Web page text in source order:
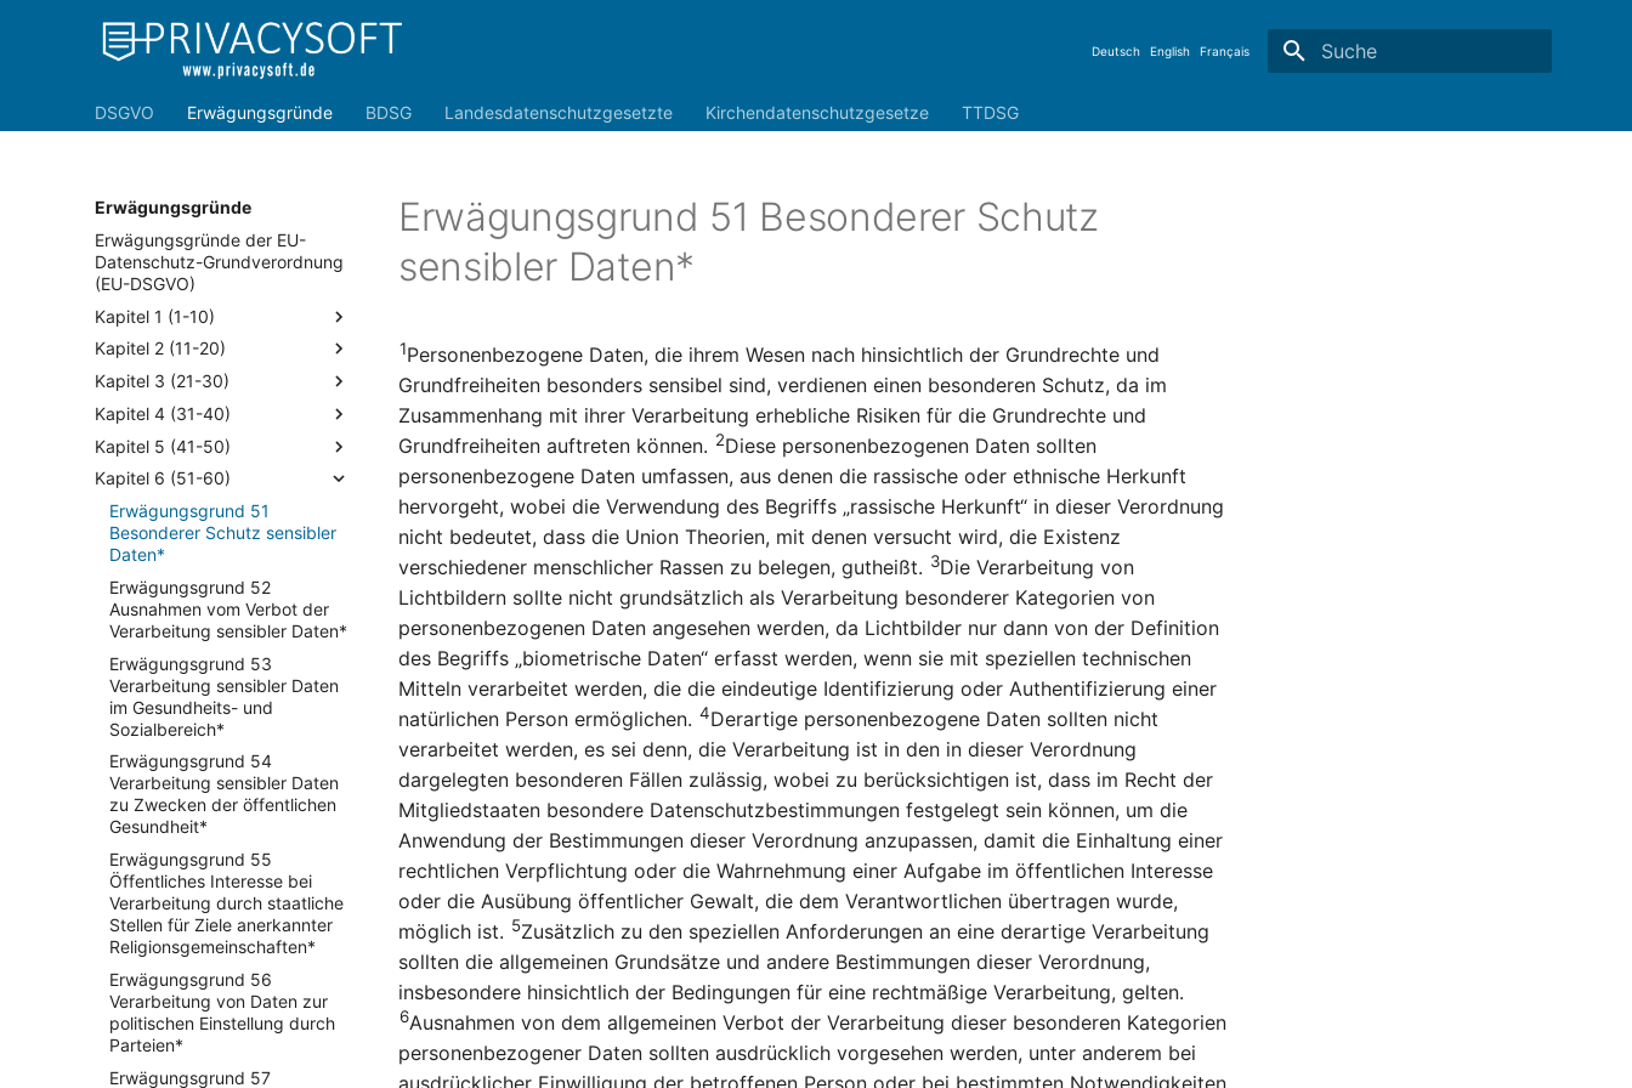
Deutsch English Français
DSGVO Erwägungsgründe BDSG Landesdatenschutzgesetzte Kirchendatenschutzgesetze TTDSG
Erwägungsgründe
Erwägungsgründe der EU-
Datenschutz-Grundverordnung
(EU-DSGVO)
Kapitel 1 (1-10)
Kapitel 2 (11-20)
Kapitel 3 (21-30)
Kapitel 4 (31-40)
Kapitel 5 (41-50)
Kapitel 6 (51-60)
Erwägungsgrund 51
Besonderer Schutz sensibler
Daten*
Erwägungsgrund 52
Ausnahmen vom Verbot der
Verarbeitung sensibler Daten*
Erwägungsgrund 53
Verarbeitung sensibler Daten
im Gesundheits- und
Sozialbereich*
Erwägungsgrund 54
Verarbeitung sensibler Daten
zu Zwecken der öffentlichen
Gesundheit*
Erwägungsgrund 55
Öffentliches Interesse bei
Verarbeitung durch staatliche
Stellen für Ziele anerkannter
Religionsgemeinschaften*
Erwägungsgrund 56
Verarbeitung von Daten zur
politischen Einstellung durch
Parteien*
Erwägungsgrund 57
Erwägungsgrund 51 Besonderer Schutz
sensibler Daten*
1Personenbezogene Daten, die ihrem Wesen nach hinsichtlich der Grundrechte und
Grundfreiheiten besonders sensibel sind, verdienen einen besonderen Schutz, da im
Zusammenhang mit ihrer Verarbeitung erhebliche Risiken für die Grundrechte und
Grundfreiheiten auftreten können. 2Diese personenbezogenen Daten sollten
personenbezogene Daten umfassen, aus denen die rassische oder ethnische Herkunft
hervorgeht, wobei die Verwendung des Begriffs „rassische Herkunft“ in dieser Verordnung
nicht bedeutet, dass die Union Theorien, mit denen versucht wird, die Existenz
verschiedener menschlicher Rassen zu belegen, gutheißt. 3Die Verarbeitung von
Lichtbildern sollte nicht grundsätzlich als Verarbeitung besonderer Kategorien von
personenbezogenen Daten angesehen werden, da Lichtbilder nur dann von der Definition
des Begriffs „biometrische Daten“ erfasst werden, wenn sie mit speziellen technischen
Mitteln verarbeitet werden, die die eindeutige Identifizierung oder Authentifizierung einer
natürlichen Person ermöglichen. 4Derartige personenbezogene Daten sollten nicht
verarbeitet werden, es sei denn, die Verarbeitung ist in den in dieser Verordnung
dargelegten besonderen Fällen zulässig, wobei zu berücksichtigen ist, dass im Recht der
Mitgliedstaaten besondere Datenschutzbestimmungen festgelegt sein können, um die
Anwendung der Bestimmungen dieser Verordnung anzupassen, damit die Einhaltung einer
rechtlichen Verpflichtung oder die Wahrnehmung einer Aufgabe im öffentlichen Interesse
oder die Ausübung öffentlicher Gewalt, die dem Verantwortlichen übertragen wurde,
möglich ist. 5Zusätzlich zu den speziellen Anforderungen an eine derartige Verarbeitung
sollten die allgemeinen Grundsätze und andere Bestimmungen dieser Verordnung,
insbesondere hinsichtlich der Bedingungen für eine rechtmäßige Verarbeitung, gelten.
6Ausnahmen von dem allgemeinen Verbot der Verarbeitung dieser besonderen Kategorien
personenbezogener Daten sollten ausdrücklich vorgesehen werden, unter anderem bei
ausdrücklicher Einwilligung der betroffenen Person oder bei bestimmten Notwendigkeiten,